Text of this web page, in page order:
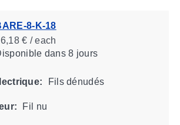
8-K-18
€ / each
dans 8 jours
Fils dénudés
Fil nu